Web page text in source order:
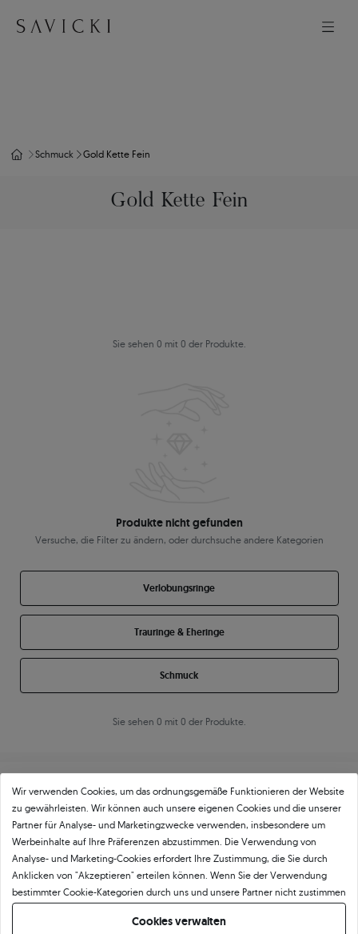
Schmuck Gold Kette Fein
Gold Kette Fein
Sie sehen 0 mit 0 der Produkte.
Produkte nicht gefunden
Versuche, die Filter zu ändern, oder durchsuche andere Kategorien
Verlobungsringe
Trauringe & Eheringe
Schmuck
Sie sehen 0 mit 0 der Produkte.
Über11 4845★-Bewertungen in ganz
Europa
GEPRÜFTE BEWERTUNGEN UNSERER KUNDEN
Wir verwenden Cookies, um das ordnungsgemäße Funktionieren der Website
zu gewährleisten. Wir können auch unsere eigenen Cookies und die unserer
Partner für Analyse- und Marketingzwecke verwenden, insbesondere um
Werbeinhalte auf Ihre Präferenzen abzustimmen. Die Verwendung von
Analyse- und Marketing-Cookies erfordert Ihre Zustimmung, die Sie durch
Anklicken von "Akzeptieren" erteilen können. Wenn Sie der Verwendung
bestimmter Cookie-Kategorien durch uns und unsere Partner nicht zustimmen
möchten, klicken Sie auf "Lassen Sie mich wählen" und bestimmen Sie Ihre
Präferenzen. Sie können Ihre Zustimmung jederzeit widerrufen, indem Sie
Cookies verwalten